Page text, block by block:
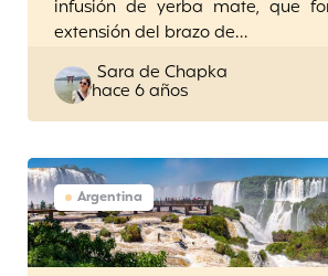
infusión de yerba mate, que
extensión del brazo de…
Posted
by
Sara de Chapka
hace 6 años
Argentina